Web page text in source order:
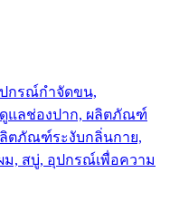
กรณ์กำจัดขน,
แลช่องปาก, ผลิตภัณฑ์
ตภัณฑ์ระงับกลิ่นกาย,
, สบู่, อุปกรณ์เพื่อความ